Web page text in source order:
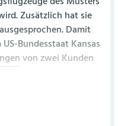
Zusätzlich hat sie
Damit
Bundesstaat Kansas
von zwei Kunden